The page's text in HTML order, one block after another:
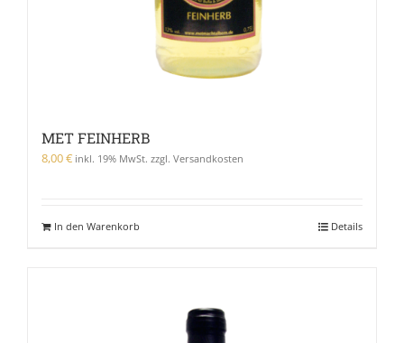
MET FEINHERB
8,00€ inkl. 19% MwSt. zzgl. Versandkosten
In den Warenkorb Details